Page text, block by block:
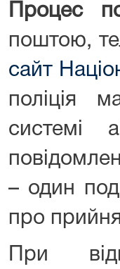
Процес
поштою,
сайт
поліція
системі
– один
про
При